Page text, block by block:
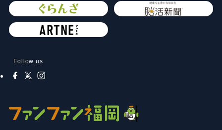
Follow us